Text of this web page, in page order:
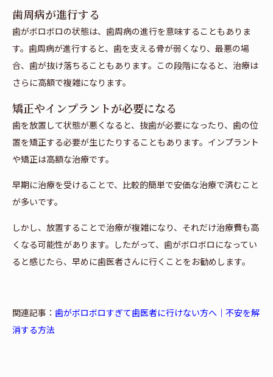
歯周病が進行する
歯がボロボロの状態は、歯周病の進行を意味することもありま
す。歯周病が進行すると、歯を支える骨が弱くなり、最悪の場
合、歯が抜け落ちることもあります。この段階になると、治療は
さらに高額で複雑になります。
矯正やインプラントが必要になる
歯を放置して状態が悪くなると、抜歯が必要になったり、歯の位
置を矯正する必要が生じたりすることもあります。インプラント
や矯正は高額な治療です。
早期に治療を受けることで、比較的簡単で安価な治療で済むこと
が多いです。
しかし、放置することで治療が複雑になり、それだけ治療費も高
くなる可能性があります。したがって、歯がボロボロになってい
ると感じたら、早めに歯医者さんに行くことをお勧めします。
関連記事： 歯がボロボロすぎて歯医者に行けない方へ｜不安を解
消する方法